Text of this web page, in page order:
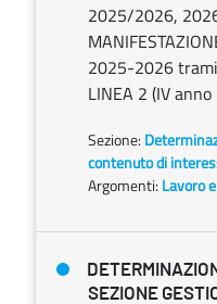
2025/2026,
2025-2026
LINEA 2 (IV anno
Sezione:
contenuto di
Argomenti: Lavoro
SEZIONE